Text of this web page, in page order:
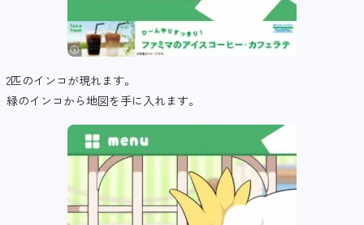
2匹のインコが現れます。
緑のインコから地図を手に入れます。